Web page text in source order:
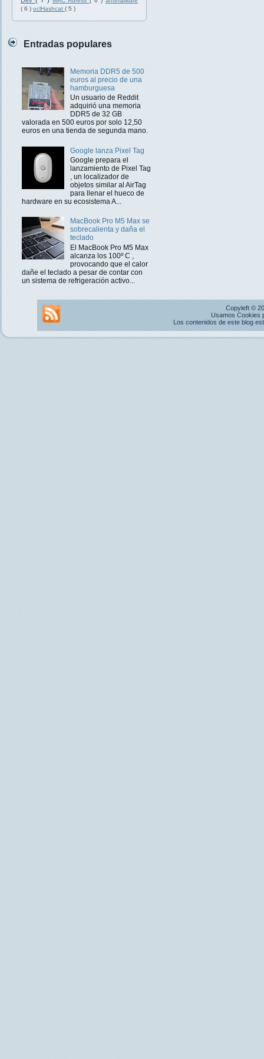
( 6 ) oclHashcat ( 5 )
Entradas populares
Memoria DDR5 de 500
euros al precio de una
hamburguesa
Un usuario de Reddit
adquirió una memoria
DDR5 de 32 GB
valorada en 500 euros por solo 12,50
euros en una tienda de segunda mano.
Google lanza Pixel Tag
Google prepara el
lanzamiento de Pixel Tag
, un localizador de
objetos similar al AirTag
para llenar el hueco de
hardware en su ecosistema A...
MacBook Pro M5 Max se
sobrecalienta y daña el
teclado
El MacBook Pro M5 Max
alcanza los 100º C ,
provocando que el calor
dañe el teclado a pesar de contar con
un sistema de refrigeración activo...
Copyleft ©
Usamos Cookies
Los contenidos de este blog